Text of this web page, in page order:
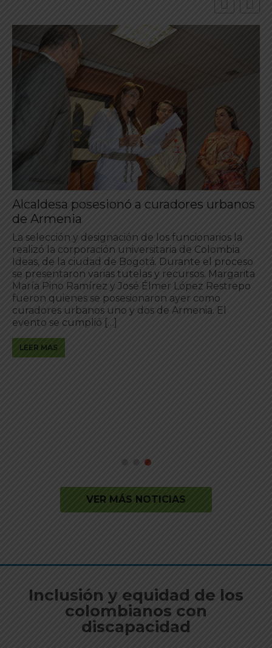
Alcaldesa posesionó a curadores urbanos
de Armenia
La selección y designación de los funcionarios la
realizó la corporación universitaria de Colombia
Ideas, de la ciudad de Bogotá. Durante el proceso
se presentaron varias tutelas y recursos. Margarita
María Pino Ramírez y José Élmer López Restrepo
fueron quienes se posesionaron ayer como
curadores urbanos uno y dos de Armenia. El
evento se cumplió […]
LEER MAS
VER MÁS NOTICIAS
Inclusión y equidad de los
colombianos con
discapacidad